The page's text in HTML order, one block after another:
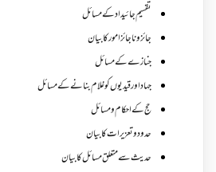
تقسیم جائیداد کے مسائل
جائز و ناجائزامور کا بیان
جنازے کےمسائل
جہاد اور قیدیوں کو غلام بنانے کے مسائل
حج کے احکام ومسائل
حدود و تعزیرات کا بیان
حدیث سے متعلق مسائل کا بیان